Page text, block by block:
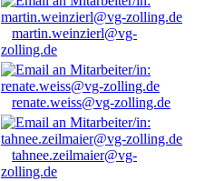
martin.weinzierl@vg-
zolling.de
renate.weiss@vg-zolling.de
tahnee.zeilmaier@vg-
zolling.de